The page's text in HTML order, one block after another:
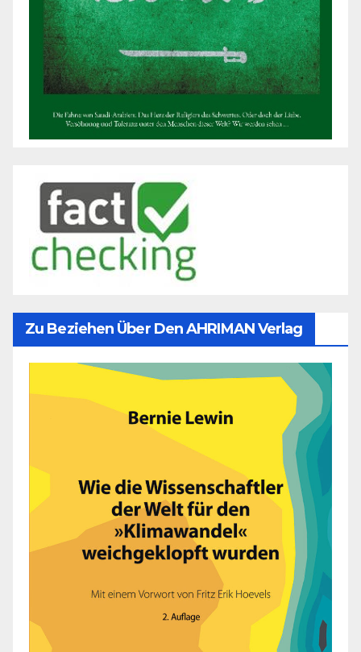
Zu Beziehen Über Den AHRIMAN Verlag